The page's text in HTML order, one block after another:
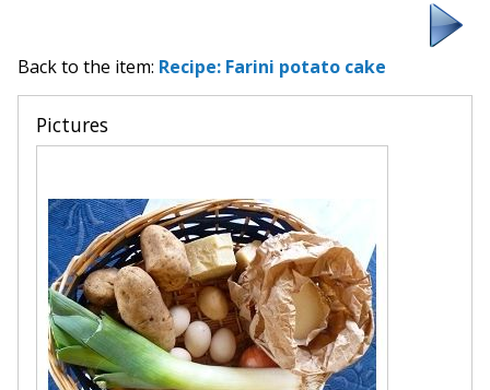
Back to the item: Recipe: Farini potato cake
Pictures